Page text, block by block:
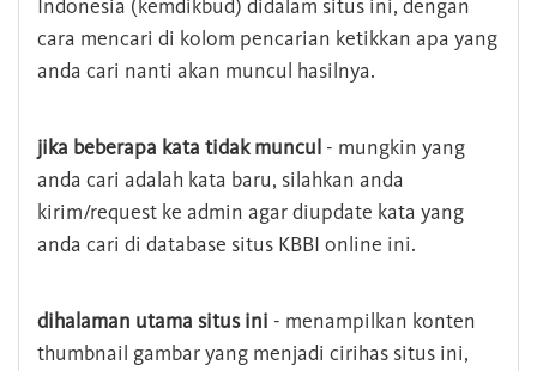
Indonesia (kemdikbud) didalam situs ini, dengan
cara mencari di kolom pencarian ketikkan apa yang
anda cari nanti akan muncul hasilnya.
jika beberapa kata tidak muncul - mungkin yang
anda cari adalah kata baru, silahkan anda
kirim/request ke admin agar diupdate kata yang
anda cari di database situs KBBI online ini.
dihalaman utama situs ini - menampilkan konten
thumbnail gambar yang menjadi cirihas situs ini,